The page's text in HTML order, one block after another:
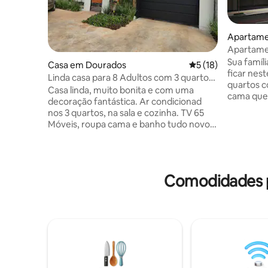
Casa em Dourados Classificação
5 (18)
Linda casa para 8 Adultos com 3 quartos
e 5 camas.
Casa linda, muito bonita e com uma
decoração fantástica. Ar condicionad
nos 3 quartos, na sala e cozinha. TV 65
Móveis, roupa cama e banho tudo novo.
deixam os nossos hóspedes ainda mais
24h. Estamos aguardando você!
Sua
ficar
quartos
cama
sua
Comodidades